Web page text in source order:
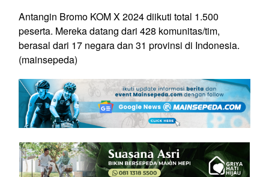
Antangin Bromo KOM X 2024 diikuti total 1.500
peserta. Mereka datang dari 428 komunitas/tim,
berasal dari 17 negara dan 31 provinsi di Indonesia.
(mainsepeda)